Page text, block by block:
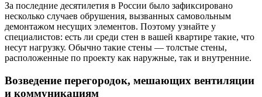
За последние десятилетия в России было зафиксировано
несколько случаев обрушения, вызванных самовольным
демонтажом несущих элементов. Поэтому узнайте у
специалистов: есть ли среди стен в вашей квартире такие, что
несут нагрузку. Обычно такие стены — толстые стены,
расположенные по проекту как наружные, так и внутренние.
Возведение перегородок, мешающих вентиляции
и коммуникациям